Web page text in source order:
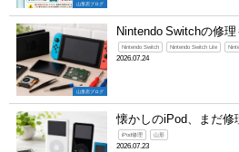
山形店ブログ
山形店ブログ
Nintendo Switchの修
Nintendo Switch Nintendo Switch Lite
2026.07.24
懐かしのiPod、まだ修
iPod修理 山形
2026.07.23